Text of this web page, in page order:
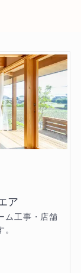
ア
ム工事・店舗